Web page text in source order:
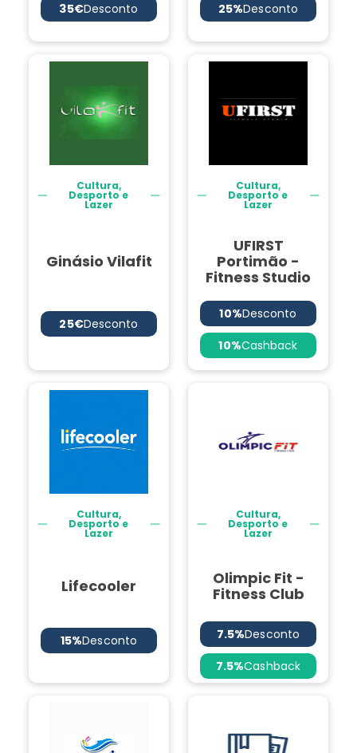
35€Desconto 25%Desconto
Cultura,
Desporto e
Lazer
Ginásio Vilafit
25€Desconto
Cultura,
Desporto e
Lazer
UFIRST
Portimão -
Fitness Studio
10%Desconto
10%Cashback
Cultura,
Desporto e
Lazer
Lifecooler
15%Desconto
Cultura,
Desporto e
Lazer
Olimpic Fit -
Fitness Club
7.5%Desconto
7.5%Cashback